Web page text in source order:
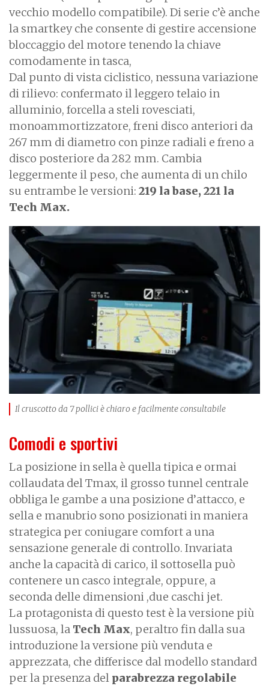
vecchio modello compatibile). Di serie c’è anche
la smartkey che consente di gestire accensione
bloccaggio del motore tenendo la chiave
comodamente in tasca,
Dal punto di vista ciclistico, nessuna variazione
di rilievo: confermato il leggero telaio in
alluminio, forcella a steli rovesciati,
monoammortizzatore, freni disco anteriori da
267 mm di diametro con pinze radiali e freno a
disco posteriore da 282 mm. Cambia
leggermente il peso, che aumenta di un chilo
su entrambe le versioni: 219 la base, 221 la
Tech Max.
I
a
g
e
Il cruscotto da 7 pollici è chiaro e facilmente consultabile
Comodi e sportivi
La posizione in sella è quella tipica e ormai
collaudata del Tmax, il grosso tunnel centrale
obbliga le gambe a una posizione d’attacco, e
sella e manubrio sono posizionati in maniera
strategica per coniugare comfort a una
sensazione generale di controllo. Invariata
anche la capacità di carico, il sottosella può
contenere un casco integrale, oppure, a
seconda delle dimensioni ,due caschi jet.
La protagonista di questo test è la versione più
lussuosa, la Tech Max, peraltro fin dalla sua
introduzione la versione più venduta e
apprezzata, che differisce dal modello standard
per la presenza del parabrezza regolabile